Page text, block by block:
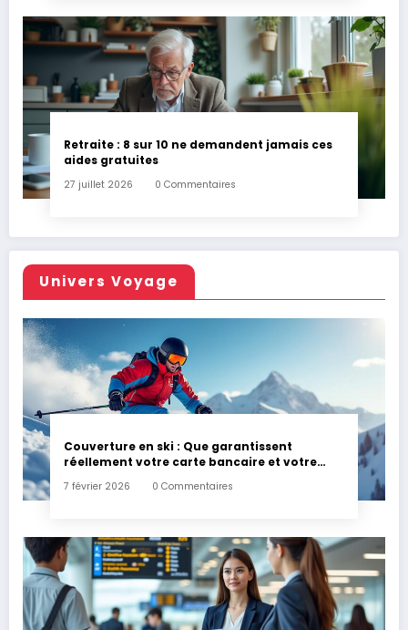
Retraite : 8 sur 10 ne demandent jamais ces
aides gratuites
27 juillet 2026 0 Commentaires
Univers Voyage
Couverture en ski : Que garantissent
réellement votre carte bancaire et votre
7 février 2026 0 Commentaires